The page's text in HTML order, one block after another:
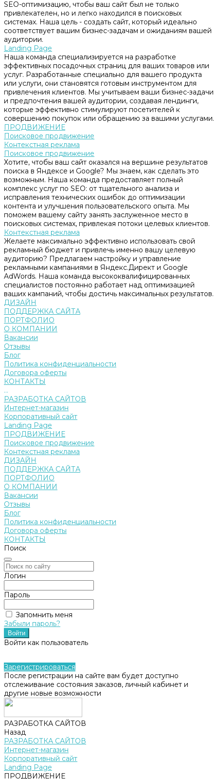
SEO-оптимизацию, чтобы ваш сайт был не только
привлекателен, но и легко находился в поисковых
системах. Наша цель - создать сайт, который идеально
соответствует вашим бизнес-задачам и ожиданиям вашей
аудитории.
Landing Page
Наша команда специализируется на разработке
эффективных посадочных страниц для ваших товаров или
услуг. Разработанные специально для вашего продукта
или услуги, они становятся готовым инструментом для
привлечения клиентов. Мы учитываем ваши бизнес-задачи
и предпочтения вашей аудитории, создавая лендинги,
которые эффективно стимулируют посетителей к
совершению покупок или обращению за вашими услугами.
ПРОДВИЖЕНИЕ
Поисковое продвижение
Контекстная реклама
Поисковое продвижение
Хотите, чтобы ваш сайт оказался на вершине результатов
поиска в Яндексе и Google? Мы знаем, как сделать это
возможным. Наша команда предоставляет полный
комплекс услуг по SEO: от тщательного анализа и
исправления технических ошибок до оптимизации
контента и улучшения пользовательского опыта. Мы
поможем вашему сайту занять заслуженное место в
поисковых системах, привлекая потоки целевых клиентов.
Контекстная реклама
Желаете максимально эффективно использовать свой
рекламный бюджет и привлечь именно вашу целевую
аудиторию? Предлагаем настройку и управление
рекламными кампаниями в Яндекс.Директ и Google
AdWords. Наша команда высококвалифицированных
специалистов постоянно работает над оптимизацией
ваших кампаний, чтобы достичь максимальных результатов.
ДИЗАЙН
ПОДДЕРЖКА САЙТА
ПОРТФОЛИО
О КОМПАНИИ
Вакансии
Отзывы
Блог
Политика конфиденциальности
Договора оферты
КОНТАКТЫ
...
РАЗРАБОТКА САЙТОВ
Интернет-магазин
Корпоративный сайт
Landing Page
ПРОДВИЖЕНИЕ
Поисковое продвижение
Контекстная реклама
ДИЗАЙН
ПОДДЕРЖКА САЙТА
ПОРТФОЛИО
О КОМПАНИИ
Вакансии
Отзывы
Блог
Политика конфиденциальности
Договора оферты
КОНТАКТЫ
Поиск
Логин
Пароль
Запомнить меня
Забыли пароль?
Войти как пользователь
Зарегистрироваться
После регистрации на сайте вам будет доступно
отслеживание состояния заказов, личный кабинет и
другие новые возможности
РАЗРАБОТКА САЙТОВ
Назад
РАЗРАБОТКА САЙТОВ
Интернет-магазин
Корпоративный сайт
Landing Page
ПРОДВИЖЕНИЕ